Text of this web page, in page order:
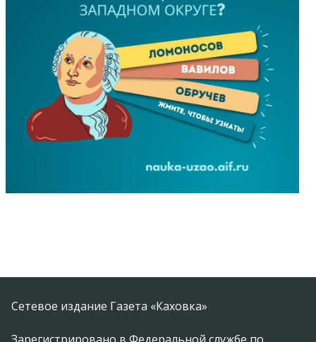
Сетевое издание Газета «Каховка»